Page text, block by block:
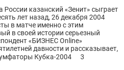
казанский «Зенит» сыграет
лет назад, 26 декабря 2004
в матче именно с этим
в своей истории серьезный
«БИЗНЕС Online»
давности и рассказывает,
Кубка-2004
3